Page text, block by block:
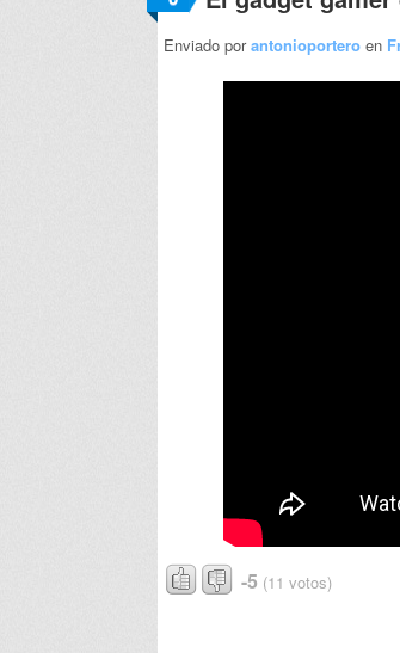
Enviado porantonioportero en
-5 (11 votos)